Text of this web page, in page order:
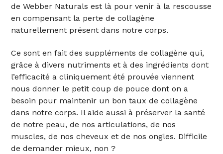
de Webber Naturals est là pour venir à la rescousse
en compensant la perte de collagène
naturellement présent dans notre corps.
Ce sont en fait des suppléments de collagène qui,
grâce à divers nutriments et à des ingrédients dont
l’efficacité a cliniquement été prouvée viennent
nous donner le petit coup de pouce dont on a
besoin pour maintenir un bon taux de collagène
dans notre corps. Il aide aussi à préserver la santé
de notre peau, de nos articulations, de nos
muscles, de nos cheveux et de nos ongles. Difficile
de demander mieux, non ?